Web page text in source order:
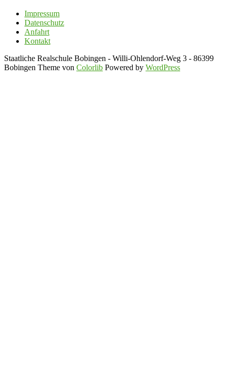
Impressum
Datenschutz
Anfahrt
Kontakt
Staatliche Realschule Bobingen - Willi-Ohlendorf-Weg 3 - 86399
Bobingen Theme von Colorlib Powered by WordPress